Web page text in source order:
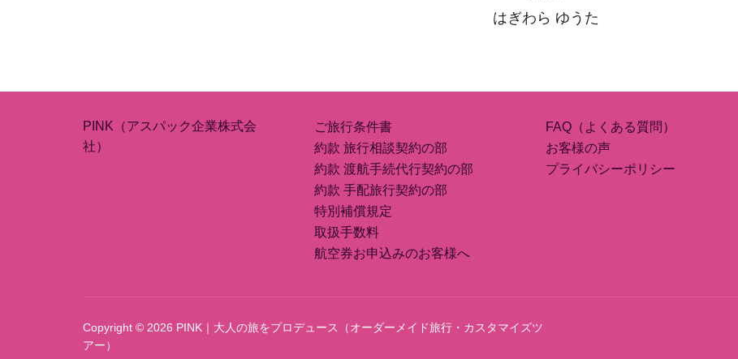
はぎわら ゆうた
PINK（アスパック企業株式会
社）
ご旅行条件書
約款 旅行相談契約の部
約款 渡航手続代行契約の部
約款 手配旅行契約の部
特別補償規定
取扱手数料
航空券お申込みのお客様へ
FAQ（よくある質問）
お客様の声
プライバシーポリシー
Copyright © 2026 PINK｜大人の旅をプロデュース（オーダーメイド旅行・カスタマイズツ
アー）